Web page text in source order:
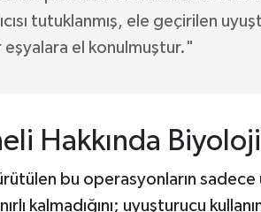
tutuklanmış, ele geçirilen
el konulmuştur."
Hakkında
bu operasyonların
kalmadığını; uyuşturucu